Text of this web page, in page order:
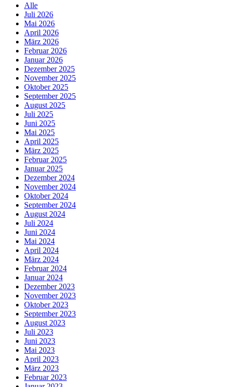
Alle
Juli 2026
Mai 2026
April 2026
März 2026
Februar 2026
Januar 2026
Dezember 2025
November 2025
Oktober 2025
September 2025
August 2025
Juli 2025
Juni 2025
Mai 2025
April 2025
März 2025
Februar 2025
Januar 2025
Dezember 2024
November 2024
Oktober 2024
September 2024
August 2024
Juli 2024
Juni 2024
Mai 2024
April 2024
März 2024
Februar 2024
Januar 2024
Dezember 2023
November 2023
Oktober 2023
September 2023
August 2023
Juli 2023
Juni 2023
Mai 2023
April 2023
März 2023
Februar 2023